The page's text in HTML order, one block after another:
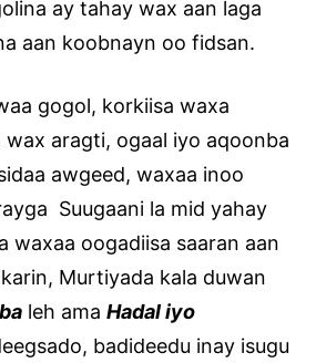
ay tahay wax aan laga
aan koobnayn oo fidsan.
gogol, korkiisa waxa
wax aragti, ogaal iyo aqoonba
awgeed, waxaa inoo
Suugaani la mid yahay
waxaa oogadiisa saaran aan
Murtiyada kala duwan
leh ama Hadal iyo
badideedu inay isugu